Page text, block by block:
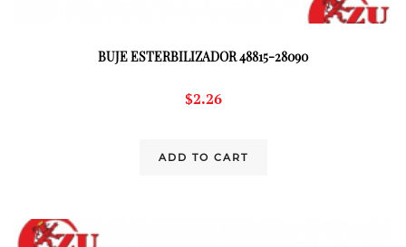
BUJE ESTERBILIZADOR 48815-28090
$2.26
ADD TO CART